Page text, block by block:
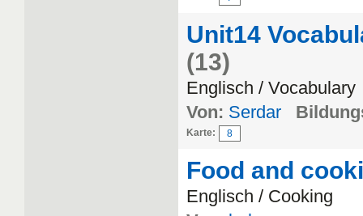
Unit14
(13)
Englisch / Vocabulary
Von: Serdar
Karte: 8
Food and
Englisch / Cooking